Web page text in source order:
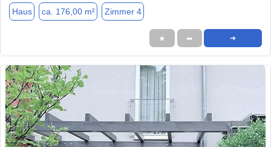
Haus ca. 176,00 m² Zimmer 4
★ ➦ ➜